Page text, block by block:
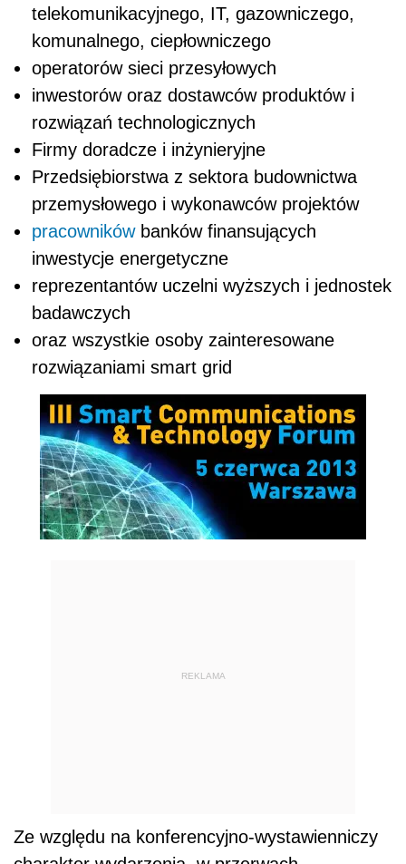
telekomunikacyjnego, IT, gazowniczego,
komunalnego, ciepłowniczego
operatorów sieci przesyłowych
inwestorów oraz dostawców produktów i
rozwiązań technologicznych
Firmy doradcze i inżynieryjne
Przedsiębiorstwa z sektora budownictwa
przemysłowego i wykonawców projektów
pracownikówbanków finansujących
inwestycje energetyczne
reprezentantów uczelni wyższych i jednostek
badawczych
oraz wszystkie osoby zainteresowane
rozwiązaniami smart grid
REKLAMA
Ze względu na konferencyjno-wystawienniczy